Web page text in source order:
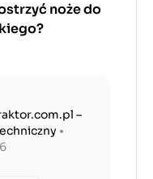
noże do
–
•